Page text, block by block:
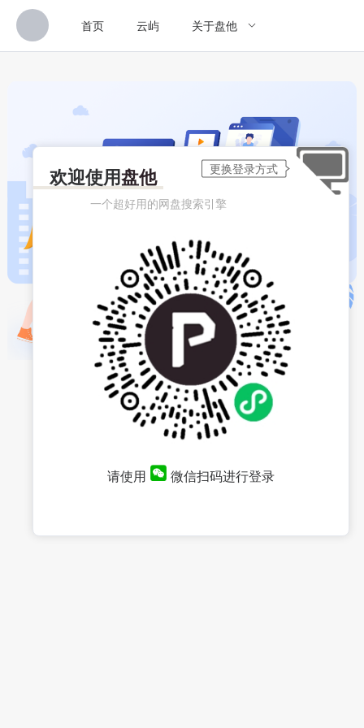
首页 云屿 关于盘他
欢迎使用盘他
一个超好用的网盘搜索引擎
请使用 微信扫码进行登录